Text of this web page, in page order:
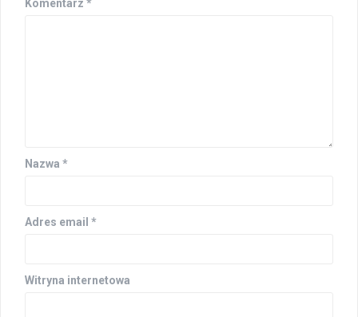
Komentarz *
Nazwa *
Adres email *
Witryna internetowa